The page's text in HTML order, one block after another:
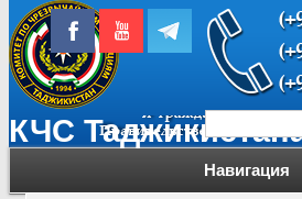
КЧС
Навигация
Форма